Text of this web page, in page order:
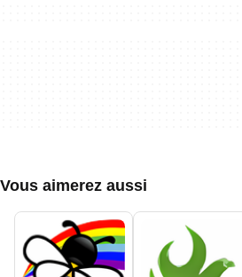
Vous aimerez aussi